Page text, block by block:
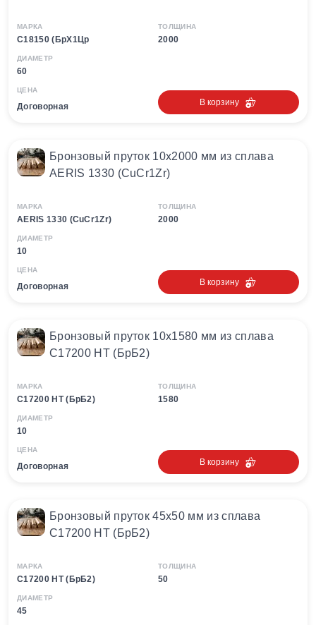
МАРКА
C18150 (БрХ1Цр
ТОЛЩИНА
2000
ДИАМЕТР
60
ЦЕНА
Договорная В корзину
Бронзовый пруток 10х2000 мм из сплава
AERIS 1330 (CuCr1Zr)
МАРКА
AERIS 1330 (CuCr1Zr)
ТОЛЩИНА
2000
ДИАМЕТР
10
ЦЕНА
Договорная В корзину
Бронзовый пруток 10х1580 мм из сплава
С17200 HT (БрБ2)
МАРКА
С17200 HT (БрБ2)
ТОЛЩИНА
1580
ДИАМЕТР
10
ЦЕНА
Договорная В корзину
Бронзовый пруток 45х50 мм из сплава
С17200 HT (БрБ2)
МАРКА
С17200 HT (БрБ2)
ТОЛЩИНА
50
ДИАМЕТР
45